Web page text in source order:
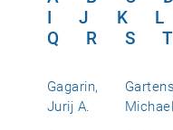
I
J K L
Q
R S T
Gagarin,
Jurij A.
Michael